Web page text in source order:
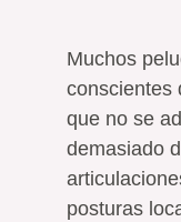
Muchos
conscientes
que no se
demasiado
posturas